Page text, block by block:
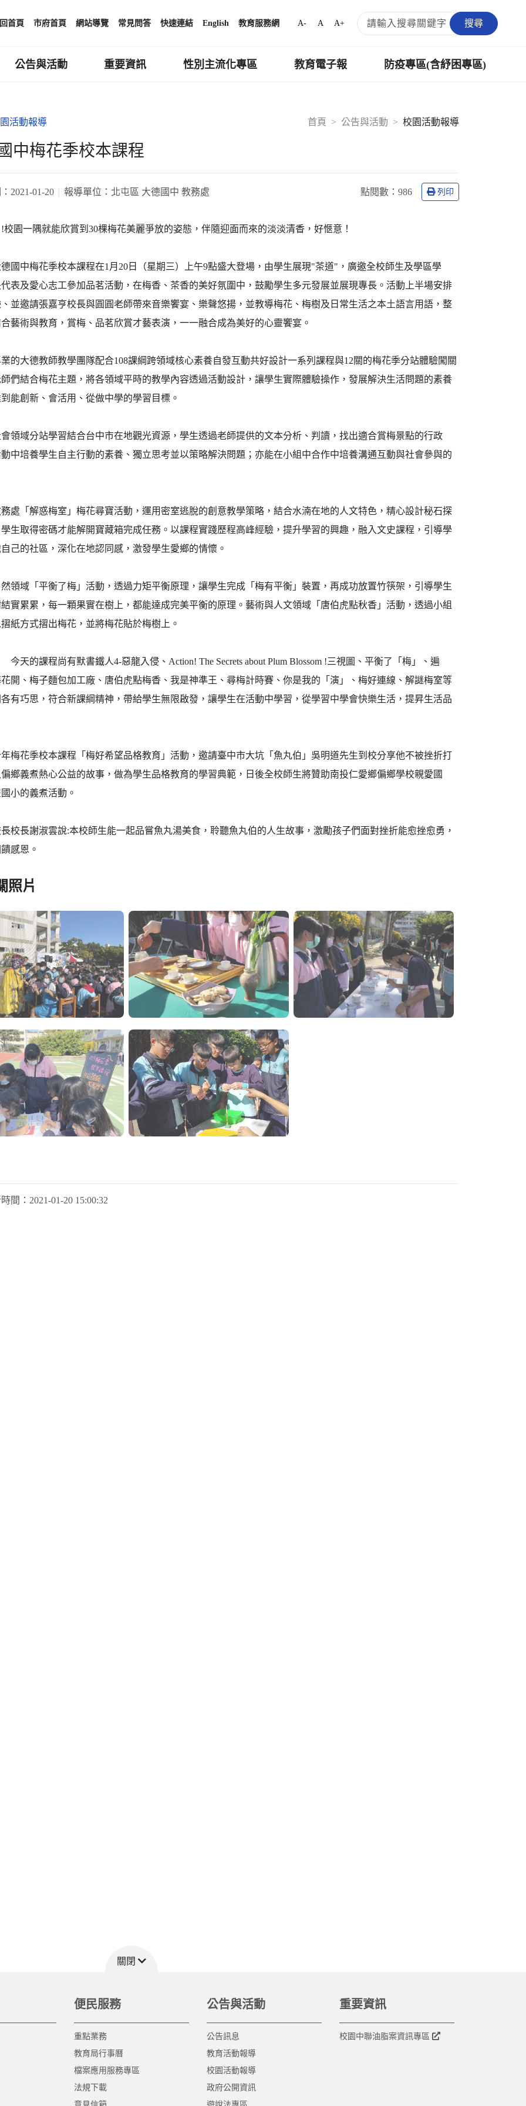
回首頁 市府首頁 網站導覽 常見問答 快速連結 English 教育服務網 A- A A+ 搜尋
公告與活動 重要資訊 性別主流化專區 教育電子報 防疫專區(含紓困專區)
首頁 公告與活動 校園活動報導
活動報導
中梅花季校本課程
2021-01-20 報導單位： 北屯區 大德國中 教務處 點閱數： 986 列印
校園一隅就能欣賞到30棵梅花美麗爭放的姿態，伴隨迎面而來的淡淡清香，好愜意！
梅花季校本課程在1月20日（星期三）上午9點盛大登場，由學生展現"茶道"，廣邀全校師生及學區學
表及愛心志工參加品茗活動，在梅香、茶香的美好氛圍中，鼓勵學生多元發展並展現專長。活動上半場安排
並邀請張嘉亨校長與圓圓老師帶來音樂饗宴、樂聲悠揚，並教導梅花、梅樹及日常生活之本土語言用語，整
藝術與教育，賞梅、品茗欣賞才藝表演，一一融合成為美好的心靈饗宴。
德教師教學團隊配合108課綱跨領域核心素養自發互動共好設計一系列課程與12關的梅花季分站體驗闖關
們結合梅花主題，將各領域平時的教學內容透過活動設計，讓學生實際體驗操作，發展解決生活問題的素養
能創新、會活用、從做中學的學習目標。
分站學習結合台中市在地觀光資源，學生透過老師提供的文本分析、判讀，找出適合賞梅景點的行政
中培養學生自主行動的素養、獨立思考並以策略解決問題；亦能在小組中合作中培養溝通互動與社會參與的
解惑梅室」梅花尋寶活動，運用密室逃脫的創意教學策略，結合水湳在地的人文特色，精心設計秘石探
生取得密碼才能解開寶藏箱完成任務。以課程實踐歷程高峰經驗，提升學習的興趣，融入文史課程，引導學
己的社區，深化在地認同感，激發學生愛鄉的情懷。
「平衡了梅」活動，透過力矩平衡原理，讓學生完成「梅有平衡」裝置，再成功放置竹筷架，引導學生
實累累，每一顆果實在樹上，都能達成完美平衡的原理。藝術與人文領域「唐伯虎點秋香」活動，透過小組
紙方式摺出梅花，並將梅花貼於梅樹上。
程尚有默書鐵人4-惡龍入侵、Action! The Secrets about Plum Blossom !三視圖、平衡了「梅」、遍
開、梅子麵包加工廠、唐伯虎點梅香、我是神準王、尋梅計時賽、你是我的「演」、梅好連線、解謎梅室等
有巧思，符合新課綱精神，帶給學生無限啟發，讓學生在活動中學習，從學習中學會快樂生活，提昇生活品
季校本課程「梅好希望品格教育」活動，邀請臺中市大坑「魚丸伯」吳明道先生到校分享他不被挫折打
鄉義煮熱心公益的故事，做為學生品格教育的學習典範，日後全校師生將贊助南投仁愛鄉偏鄉學校親愛國
小的義煮活動。
謝淑雲說:本校師生能一起品嘗魚丸湯美食，聆聽魚丸伯的人生故事，激勵孩子們面對挫折能愈挫愈勇，
感恩。
照片
間： 2021-01-20 15:00:32
關閉
便民服務
重點業務
教育局行事曆
檔案應用服務專區
法規下載
公告與活動
公告訊息
教育活動報導
校園活動報導
政府公開資訊
重要資訊
校園中聯油脂案資訊專區